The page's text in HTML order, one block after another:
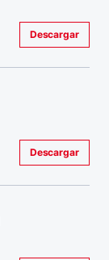
Descargar
Descargar